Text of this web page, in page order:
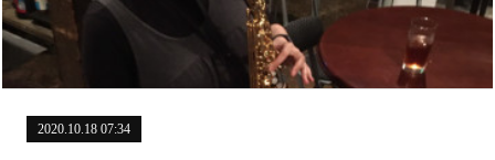
2020.10.18 07:34